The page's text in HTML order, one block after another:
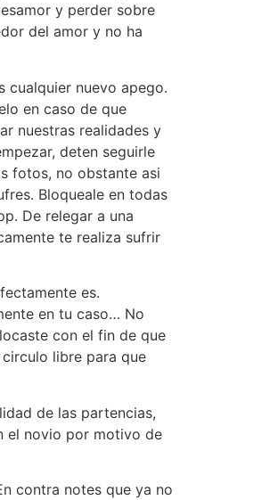
y perder sobre
del amor y no ha
cualquier nuevo apego.
en caso de que
nuestras realidades y
deten seguirle
fotos, no obstante asi
Bloqueale en todas
De relegar a una
te realiza sufrir
es.
en tu caso… No
con el fin de que
libre para que
de las partencias,
el novio por motivo de
contra notes que ya no